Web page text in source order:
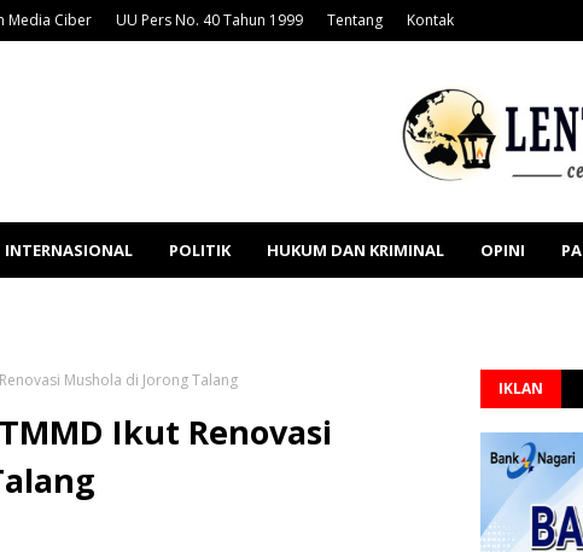
Media Ciber UU Pers No. 40 Tahun 1999 Tentang Kontak
INTERNASIONAL POLITIK HUKUM DAN KRIMINAL OPINI
Mushola di Jorong Talang
Ikut Renovasi
IKLAN